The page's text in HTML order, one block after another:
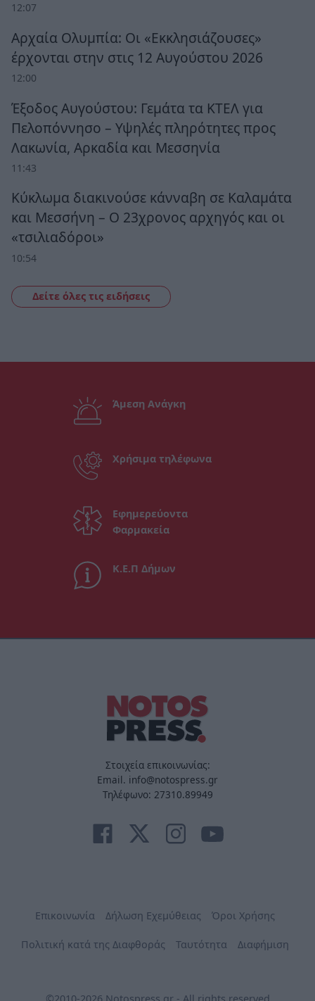
12:07
Αρχαία Ολυμπία: Οι «Εκκλησιάζουσες»
έρχονται στην στις 12 Αυγούστου 2026
12:00
Έξοδος Αυγούστου: Γεμάτα τα ΚΤΕΛ για
Πελοπόννησο – Υψηλές πληρότητες προς
Λακωνία, Αρκαδία και Μεσσηνία
11:43
Κύκλωμα διακινούσε κάνναβη σε Καλαμάτα
και Μεσσήνη – Ο 23χρονος αρχηγός και οι
«τσιλιαδόροι»
10:54
Δείτε όλες τις ειδήσεις
Άμεση Ανάγκη
Χρήσιμα τηλέφωνα
Εφημερεύοντα
Φαρμακεία
Κ.Ε.Π Δήμων
Στοιχεία επικοινωνίας:
Email. info@notospress.gr
Τηλέφωνο: 27310.89949
Επικοινωνία Δήλωση Εχεμύθειας Όροι Χρήσης
Πολιτική κατά της Διαφθοράς Ταυτότητα Διαφήμιση
©2010-2026 Notospress.gr - All rights reserved